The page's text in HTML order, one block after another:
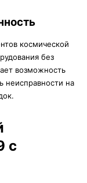
космической
без
возможность
неисправности на
с